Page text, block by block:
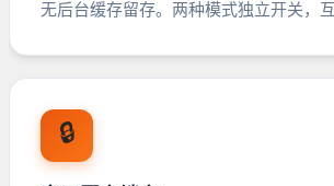
无后台缓存留存。两种模式独立开关，互
🔒